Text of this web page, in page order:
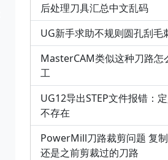
后处理刀具汇总中文乱码
UG新手求助不规则圆孔刮毛
MasterCAM类似这种刀路怎
工
UG12导出STEP文件报错：
不存在
PowerMill刀路裁剪问题 复
还是之前剪裁过的刀路